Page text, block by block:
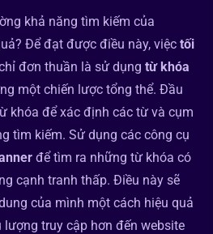
khả năng tìm kiếm của
Để đạt được điều này, việc tối
đơn thuần là sử dụng từ khóa
một chiến lược tổng thể. Đầu
khóa để xác định các từ và cụm
tìm kiếm. Sử dụng các công cụ
để tìm ra những từ khóa có
cạnh tranh thấp. Điều này sẽ
của mình một cách hiệu quả
truy cập hơn đến website